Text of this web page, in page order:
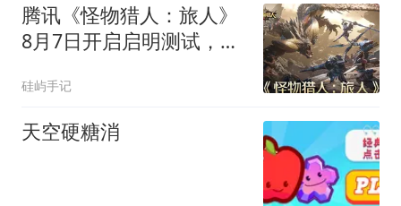
腾讯《怪物猎人：旅人》
8月7日开启启明测试，仅
硅屿手记
天空硬糖消